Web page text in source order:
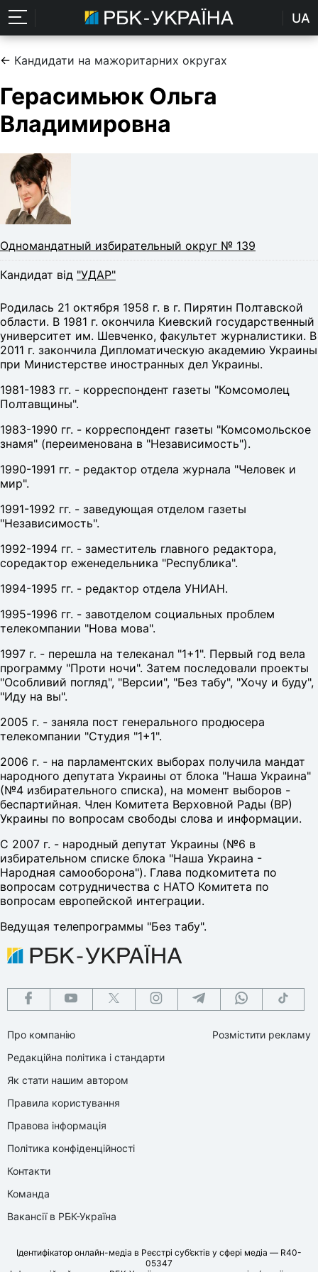
UA
← Кандидати на мажоритарних округах
Герасимьюк Ольга
Владимировна
Одномандатный избирательный округ № 139
Кандидат від "УДАР"
Родилась 21 октября 1958 г. в г. Пирятин Полтавской
области. В 1981 г. окончила Киевский государственный
университет им. Шевченко, факультет журналистики. В
2011 г. закончила Дипломатическую академию Украины
при Министерстве иностранных дел Украины.
1981-1983 гг. - корреспондент газеты "Комсомолец
Полтавщины".
1983-1990 гг. - корреспондент газеты "Комсомольское
знамя" (переименована в "Независимость").
1990-1991 гг. - редактор отдела журнала "Человек и
мир".
1991-1992 гг. - заведующая отделом газеты
"Независимость".
1992-1994 гг. - заместитель главного редактора,
соредактор еженедельника "Республика".
1994-1995 гг. - редактор отдела УНИАН.
1995-1996 гг. - завотделом социальных проблем
телекомпании "Нова мова".
1997 г. - перешла на телеканал "1+1". Первый год вела
программу "Проти ночи". Затем последовали проекты
"Особливий погляд", "Версии", "Без табу", "Хочу и буду",
"Иду на вы".
2005 г. - заняла пост генерального продюсера
телекомпании "Студия "1+1".
2006 г. - на парламентских выборах получила мандат
народного депутата Украины от блока "Наша Украина"
(№4 избирательного списка), на момент выборов -
беспартийная. Член Комитета Верховной Рады (ВР)
Украины по вопросам свободы слова и информации.
С 2007 г. - народный депутат Украины (№6 в
избирательном списке блока "Наша Украина -
Народная самооборона"). Глава подкомитета по
вопросам сотрудничества с НАТО Комитета по
вопросам европейской интеграции.
Ведущая телепрограммы "Без табу".
Про компанію
Редакційна політика і стандарти
Як стати нашим автором
Правила користування
Правова інформація
Політика конфіденційності
Контакти
Команда
Вакансії в РБК-Україна
Розмістити рекламу
Ідентифікатор онлайн-медіа в Реєстрі суб’єктів у сфері медіа — R40-
05347